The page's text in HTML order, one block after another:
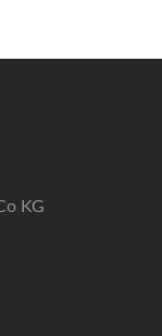
KG